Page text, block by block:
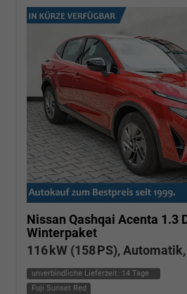
Nissan Qashqai Acenta 1.3
Winterpaket
116 kW (158 PS),
unverbindliche Lieferzeit: 14 Tage
Fuji Sunset Red